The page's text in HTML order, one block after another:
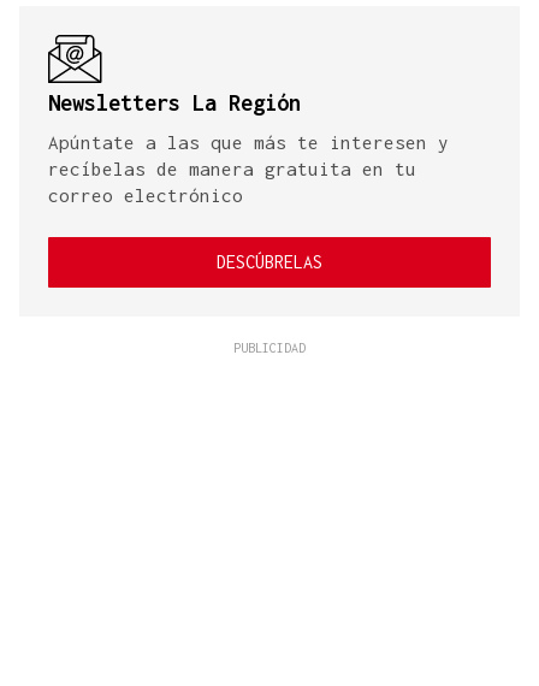
Newsletters La Región
Apúntate a las que más te interesen y
recíbelas de manera gratuita en tu
correo electrónico
DESCÚBRELAS